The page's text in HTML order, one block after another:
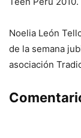
Noelia León
de la semana
asociación